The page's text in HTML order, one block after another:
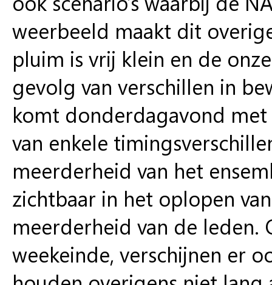
weerbeeld maakt dit
pluim is vrij klein en de
gevolg van verschillen in
komt donderdagavond
van enkele
meerderheid van het
zichtbaar in het oplopen
meerderheid van de
weekeinde, verschijnen er